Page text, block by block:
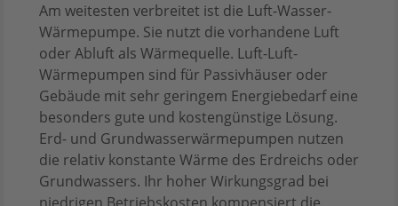
Am weitesten verbreitet ist die Luft-Wasser-
Wärmepumpe. Sie nutzt die vorhandene Luft
oder Abluft als Wärmequelle. Luft-Luft-
Wärmepumpen sind für Passivhäuser oder
Gebäude mit sehr geringem Energiebedarf eine
besonders gute und kostengünstige Lösung.
Erd- und Grundwasserwärmepumpen nutzen
die relativ konstante Wärme des Erdreichs oder
Grundwassers. Ihr hoher Wirkungsgrad bei